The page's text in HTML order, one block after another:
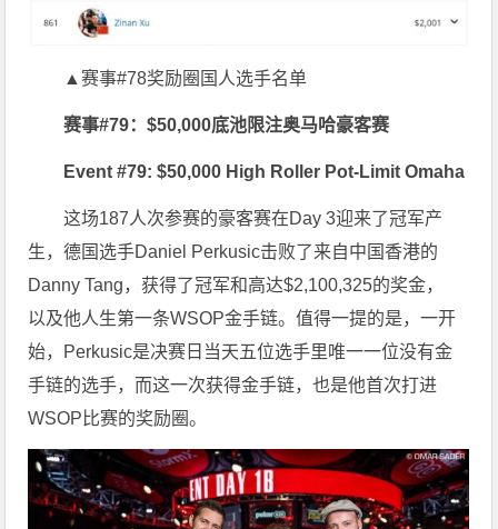
▲赛事#78奖励圈国人选手名单
赛事#79：$50,000底池限注奥马哈豪客赛
Event #79: $50,000 High Roller Pot-Limit Omaha
这场187人次参赛的豪客赛在Day 3迎来了冠军产
生，德国选手Daniel Perkusic击败了来自中国香港的
Danny Tang，获得了冠军和高达$2,100,325的奖金，
以及他人生第一条WSOP金手链。值得一提的是，一开
始，Perkusic是决赛日当天五位选手里唯一一位没有金
手链的选手，而这一次获得金手链，也是他首次打进
WSOP比赛的奖励圈。